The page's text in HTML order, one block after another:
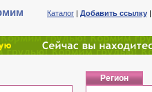
Каталог | Добавить ссылку
Регион